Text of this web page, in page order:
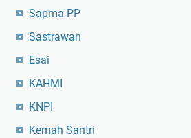
Sapma PP
Sastrawan
Esai
KAHMI
KNPI
Kemah Santri